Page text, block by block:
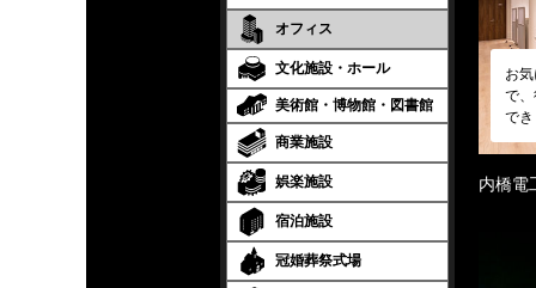
オフィス
文化施設・ホール
美術館・博物館・図書館
商業施設
娯楽施設
宿泊施設
冠婚葬祭式場
お
で
で
内橋電